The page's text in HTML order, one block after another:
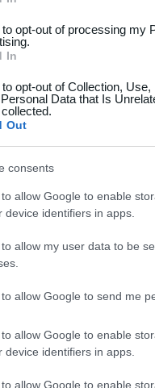
to your visit or
for below
section.
to opt-out of processing my
In
to opt-out of Collection,
Data that Is
Out
consents
allow Google to enable
device identifiers in apps.
allow my user data to be
allow Google to send me
allow Google to enable
device identifiers in apps.
allow Google to enable